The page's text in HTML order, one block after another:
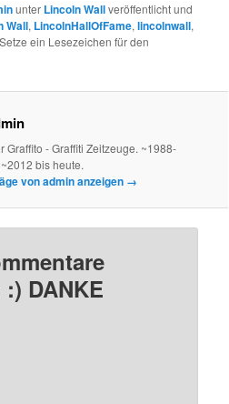
unter Lincoln Wallveröffentlicht und
Wall, LincolnHallOfFame,lincolnwall,
ein Lesezeichen für den
Graffito - Graffiti Zeitzeuge. ~1988-
bis heute.
von admin anzeigen →
DANKE